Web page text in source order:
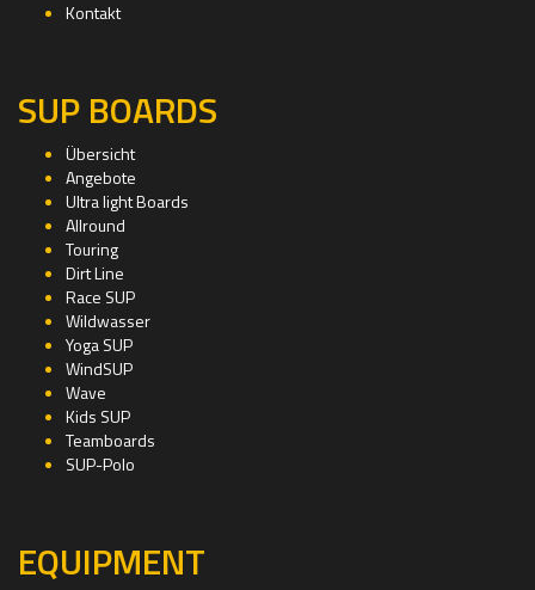
Kontakt
SUP BOARDS
Übersicht
Angebote
Ultra light Boards
Allround
Touring
Dirt Line
Race SUP
Wildwasser
Yoga SUP
WindSUP
Wave
Kids SUP
Teamboards
SUP-Polo
EQUIPMENT